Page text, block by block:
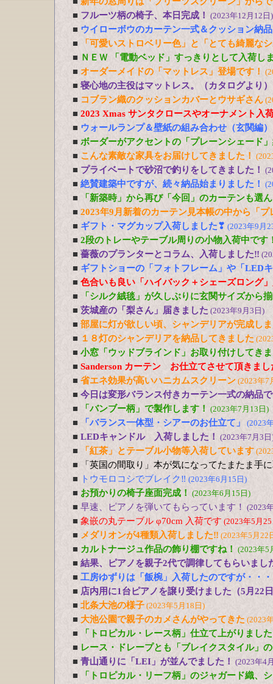
■ フルーツ柄の椅子、本日完成！ (2023年12月12日)
■ ウイローボウのカーテン一式＆クッション納
■
「可愛いストロベリー色」と「とても綺麗な
■ ＮＥＷ 「電動ベッド」すっきりとして入荷し
■ オーダーメイドの「マットレス」登場です！
■ 寝心地の主役はマットレス。（カタログより）
■ コブラン織のクッションカバーとウサギさん
■ 2023 Xmas サンタクロースやオーナメント入
■ ウォールランプ＆壁紙の組み合わせ（玄関編）
■ ボーダーがアクセントの「プレーンシェード
■ こんな素敵な家具をお届けしてきました！
■ プライベートで砂沼で釣りをしてきました！
■ 絶賛建築中ですが、続々納品始まりました！
■
「新築時」から再び「今回」のカーテンも選
■ 2023年9月新着のカーテン見本帳の中から「
■ ギフト・マグカップ入荷しました❣ (2023年9月
■ 2段のトレーやテーブル周りの小物入荷中です
■ 薔薇のプランターとコラム、入荷しました‼
■ ギフトショーの「フォトフレーム」や「LED
■ 色合いも良い「ハイバック＋シェーズロング
■
「シルク絨毯」が久しぶりに玄関サイズから
■ 茨城産の「梨さん」届きました (2023年9月3日)
■ 部屋に灯が欲しい頃、シャンデリアが完成し
■ １８灯のシャンデリアを納品してきました
■ 小窓「ウッドブラインド」お取り付けしてき
■ Sanderson カーテン お仕立てさせて頂きまし
■ 省エネ効果が高いハニカムスクリーン (2023年7
■ 今日は変形バランス付きカーテン一式の納品
■
「バンブー柄」で製作します！ (2023年7月13日)
■ 「バランス一体型・シアーのお仕立て」 (2023
■ LEDキャンドル 入荷しました！ (2023年7月3日
■ 「紅茶」とテーブル小物等入荷しています
■
「英国の間取り」本が気になってたまたま手
■
トウモロコシでブレイク‼ (2023年6月15日)
■ お預かりの椅子座面完成！ (2023年6月15日)
■ 早速、ピアノを弾いてもらっています！ (2023
■ 象嵌の丸テーブル φ70cm 入荷です (2023年5月
■ メダリオンが4種類入荷しました‼ (2023年5月22
■ カルトナージュ作品の飾り棚ですね！ (2023年5
■ 結果、ピアノを親子2代で調律してもらいまし
■ 工房ゆずりは「飯椀」入荷したのですが・・・
■ 店内用に1台ピアノを譲り受けました（5月22
■ 北条大池の様子 (2023年5月18日)
■ 大池公園で親子のカメさんがやってきた (2023
■ 「トロピカル・レース柄」仕立て上がりました
■ レース・ドレープとも「ブレイクスタイル」
■ 青山通りに「LEI」が並んでました！ (2023年4
■
「トロピカル・リーフ柄」のジャガード織、